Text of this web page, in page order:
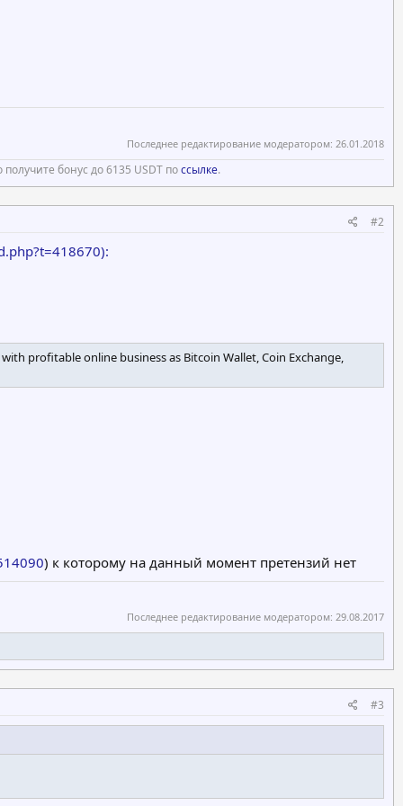
Последнее редактирование модератором: 26.01.2018
бонус до 6135 USDT поссылке.
#2
profitable online business as Bitcoin Wallet, Coin Exchange,
) к которому на данный момент претензий нет
Последнее редактирование модератором: 29.08.2017
#3